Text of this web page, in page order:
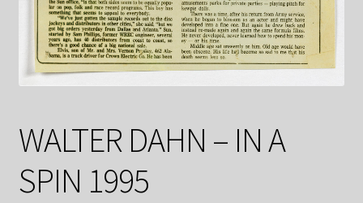
Newsletter
Newsletter
Suchservice
Versandkosten / Lieferung
WALTER DAHN – IN A
SPIN 1995